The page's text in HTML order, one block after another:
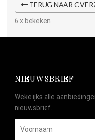
TERUG NAAR
6 x bekeken
NIEUWSBRIEF
Wekelijks alle
nieuwsbrief.